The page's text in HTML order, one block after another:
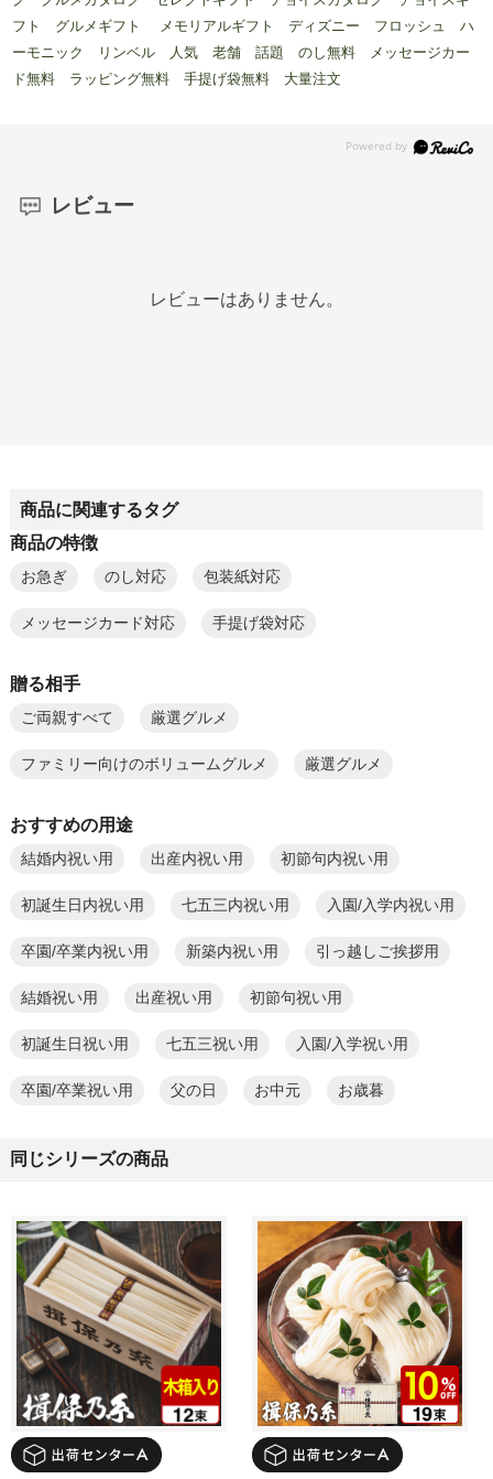
フト グルメギフト メモリアルギフト ディズニー フロッシュ ハ
ーモニック リンベル 人気 老舗 話題 のし無料 メッセージカー
ド無料 ラッピング無料 手提げ袋無料 大量注文
レビュー
レビューはありません。
商品に関連するタグ
商品の特徴
お急ぎ のし対応 包装紙対応
メッセージカード対応 手提げ袋対応
贈る相手
ご両親すべて 厳選グルメ
ファミリー向けのボリュームグルメ 厳選グルメ
おすすめの用途
結婚内祝い用 出産内祝い用 初節句内祝い用
初誕生日内祝い用 七五三内祝い用 入園/入学内祝い用
卒園/卒業内祝い用 新築内祝い用 引っ越しご挨拶用
結婚祝い用 出産祝い用 初節句祝い用
初誕生日祝い用 七五三祝い用 入園/入学祝い用
卒園/卒業祝い用 父の日 お中元 お歳暮
同じシリーズの商品